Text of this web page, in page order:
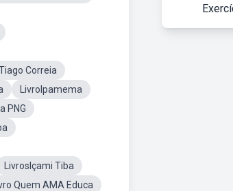
Correia
LivroIpamema
PNG
LivrosIçami Tiba
Quem AMA Educa